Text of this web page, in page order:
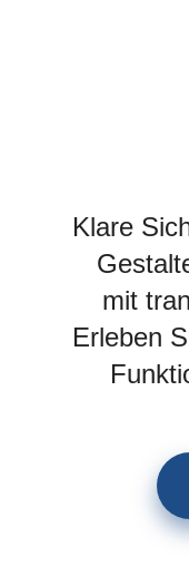
Klare
mit
Erleben